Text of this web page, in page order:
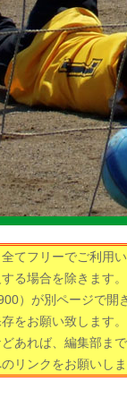
てフリーでご利用
る場合を除きます。
）が別ページで開
をお願い致します。
あれば、編集部ま
リンクをお願いし